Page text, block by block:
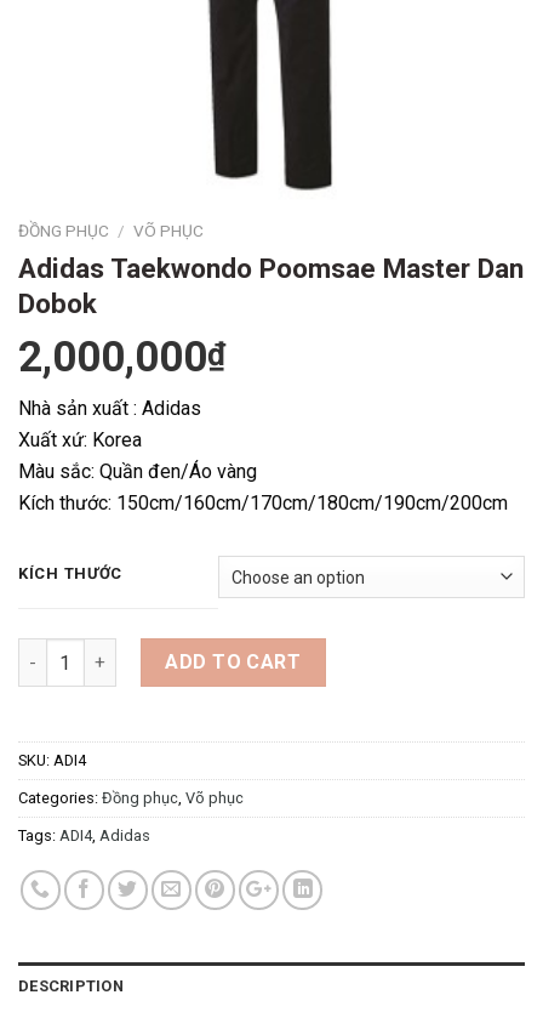
ĐỒNG PHỤC / VÕ PHỤC
Adidas Taekwondo Poomsae Master Dan
Dobok
2,000,000₫
Nhà sản xuất : Adidas
Xuất xứ: Korea
Màu sắc: Quần đen/Áo vàng
Kích thước: 150cm/160cm/170cm/180cm/190cm/200cm
KÍCH THƯỚC
Quantity ADD TO CART
SKU: ADI4
Categories: Đồng phục, Võ phục
Tags: ADI4, Adidas
DESCRIPTION